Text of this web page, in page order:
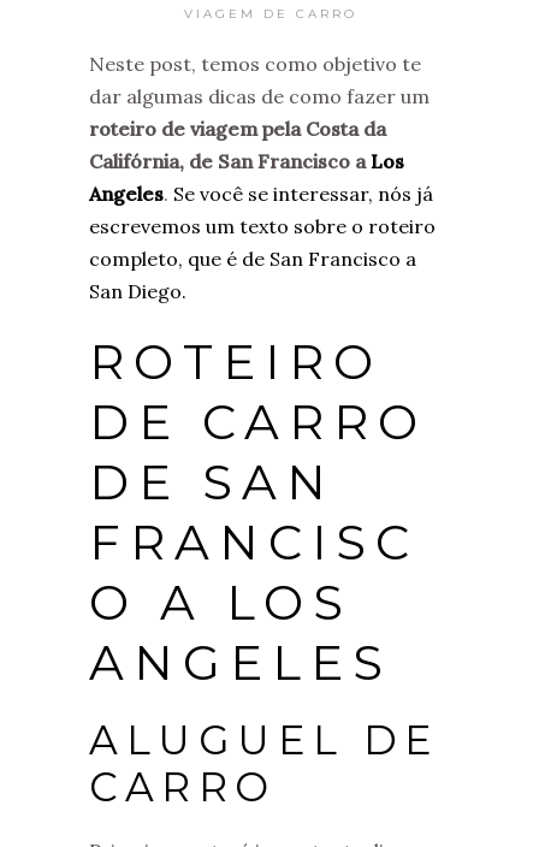
VIAGEM DE CARRO
Neste post, temos como objetivo te
dar algumas dicas de como fazer um
roteiro de viagem pela Costa da
Califórnia, de San Francisco aLos
Angeles. Se você se interessar, nós já
escrevemos um texto sobre o roteiro
completo, que é de San Francisco a
San Diego.
ROTEIRO
DE CARRO
DE SAN
FRANCISC
O A LOS
ANGELES
ALUGUEL DE
CARRO